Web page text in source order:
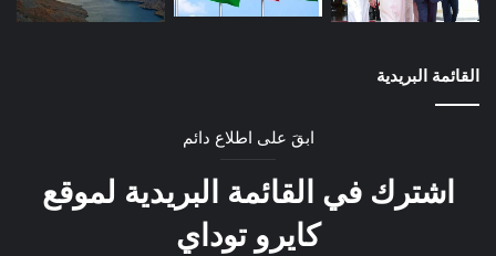
القائمة البريدية
ابقَ على اطلاع دائم
اشترك في القائمة البريدية لموقع
كايرو توداي